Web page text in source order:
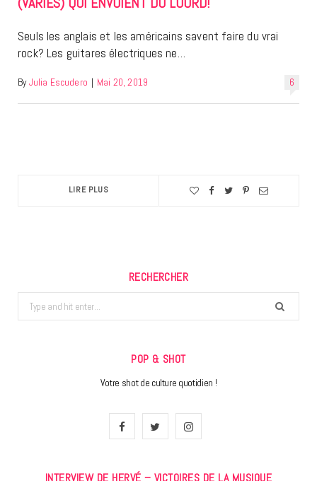
Seuls les anglais et les américains savent faire du vrai
rock? Les guitares électriques ne…
6
By Julia Escudero | Mai 20, 2019
LIRE PLUS
RECHERCHER
Search
for:
POP & SHOT
Votre shot de culture quotidien !
F
I